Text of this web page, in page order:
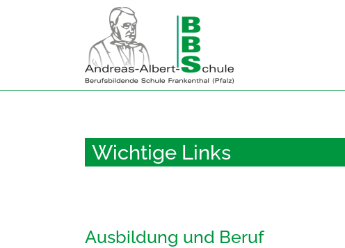
Wichtige Links
Ausbildung und Beruf